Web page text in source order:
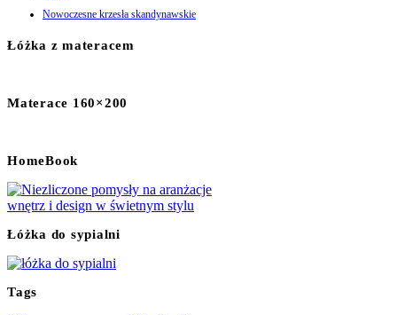
Nowoczesne krzesła skandynawskie
Łóżka z materacem
Materace 160×200
HomeBook
Łóżka do sypialni
Tags